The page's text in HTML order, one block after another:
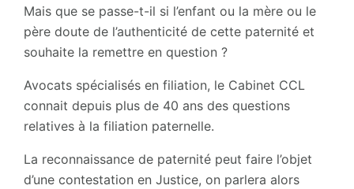
Mais que se passe-t-il si l’enfant ou la mère ou le
père doute de l’authenticité de cette paternité et
souhaite la remettre en question ?
Avocats spécialisés en filiation, le Cabinet CCL
connait depuis plus de 40 ans des questions
relatives à la filiation paternelle.
La reconnaissance de paternité peut faire l’objet
d’une contestation en Justice, on parlera alors